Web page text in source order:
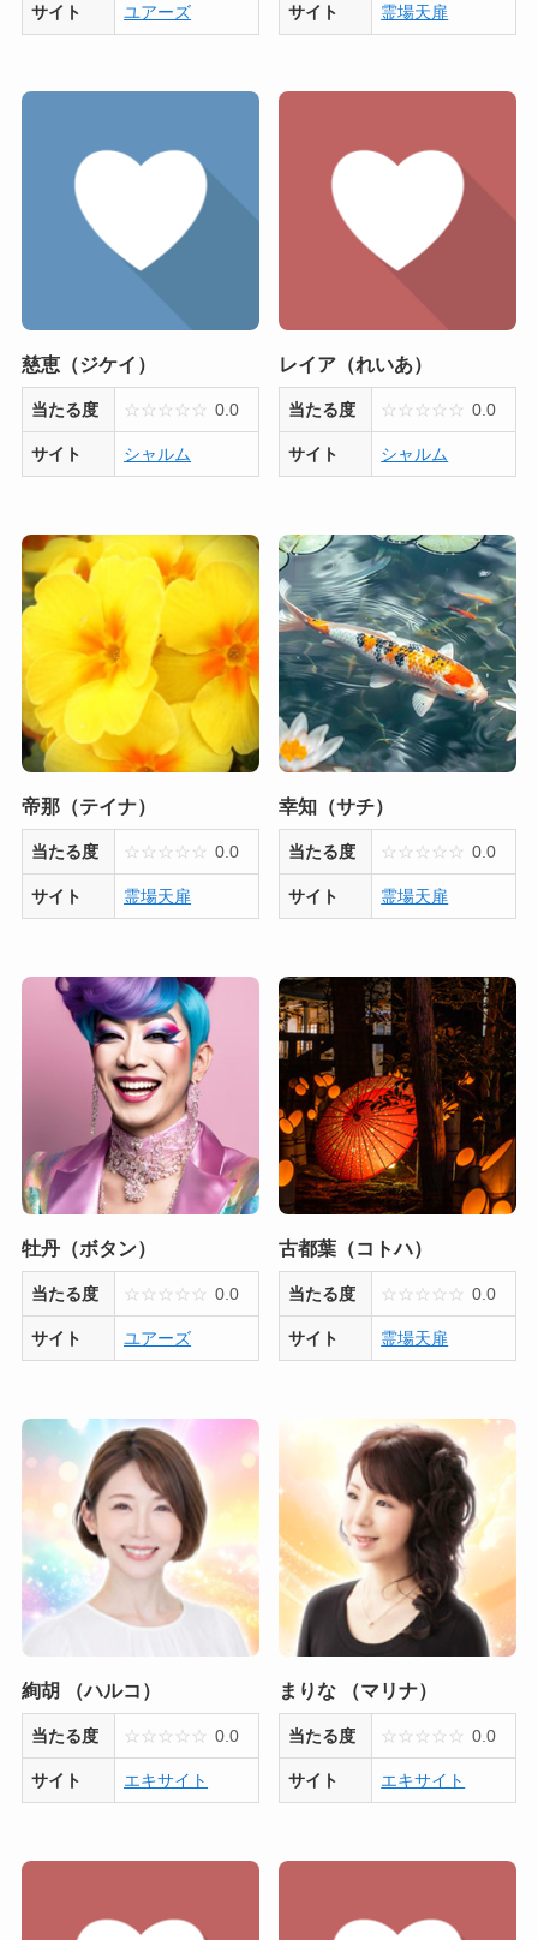
サイト ユアーズ サイト 霊場天扉
慈恵（ジケイ）
当たる度 ☆ ☆ ☆ ☆ ☆ 0.0
サイト シャルム
レイア（れいあ）
当たる度 ☆ ☆ ☆ ☆ ☆ 0.0
サイト シャルム
帝那（テイナ）
当たる度 ☆ ☆ ☆ ☆ ☆ 0.0
サイト 霊場天扉
幸知（サチ）
当たる度 ☆ ☆ ☆ ☆ ☆ 0.0
サイト 霊場天扉
牡丹（ボタン）
当たる度 ☆ ☆ ☆ ☆ ☆ 0.0
サイト ユアーズ
古都葉（コトハ）
当たる度 ☆ ☆ ☆ ☆ ☆ 0.0
サイト 霊場天扉
絢胡 （ハルコ）
当たる度 ☆ ☆ ☆ ☆ ☆ 0.0
サイト エキサイト
まりな （マリナ）
当たる度 ☆ ☆ ☆ ☆ ☆ 0.0
サイト エキサイト